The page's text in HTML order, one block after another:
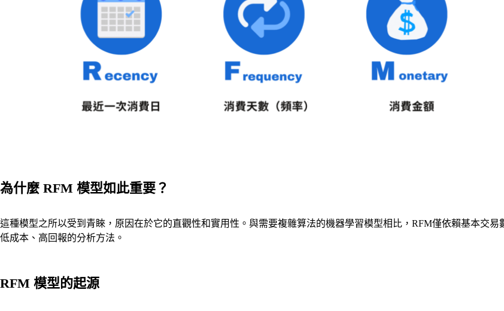
為什麼 RFM 模型如此重要？
這種模型之所以受到青睞，原因在於它的直觀性和實用性。與需要複雜算法的機器學習模型相比，RFM僅依賴基本交
低成本、高回報的分析方法。
RFM 模型的起源